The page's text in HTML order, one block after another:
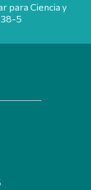
para Ciencia y
5